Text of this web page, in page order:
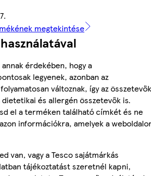
megtekintése
érdekében, hogy a
legyenek, azonban az
változnak, így az
és allergén összetevők is.
el a terméken található címkét és ne
információkra, amelyek a
van, vagy a Tesco sajátmárkás
tájékoztatást szeretnél kapni,